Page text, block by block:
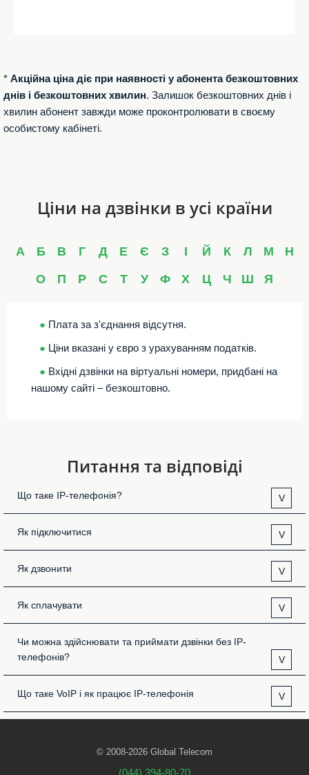
* Акційна ціна діє при наявності у абонента безкоштовних
днів і безкоштовних хвилин. Залишок безкоштовних днів і
хвилин абонент завжди може проконтролювати в своєму
особистому кабінеті.
Ціни на дзвінки в усі країни
А Б В Г Д Е Є З І Й К Л М
Н
О
П Р С Т У Ф Х Ц Ч Ш Я
● Плата за з'єднання відсутня.
● Ціни вказані у євро з урахуванням податків.
● Вхідні дзвінки на віртуальні номери, придбані на
нашому сайті – безкоштовно.
Питання та відповіді
Що таке IP-телефонія? V
Як підключитися V
Як дзвонити V
Як сплачувати V
Чи можна здійснювати та приймати дзвінки без IP-
телефонів?
V
Що таке VoIP і як працює IP-телефонія V
© 2008-2026 Global Telecom
(044) 394-80-70